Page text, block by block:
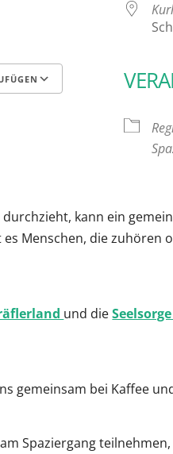
kann ein
Menschen, die zuhören
und die
gemeinsam bei Kaffee
Spaziergang